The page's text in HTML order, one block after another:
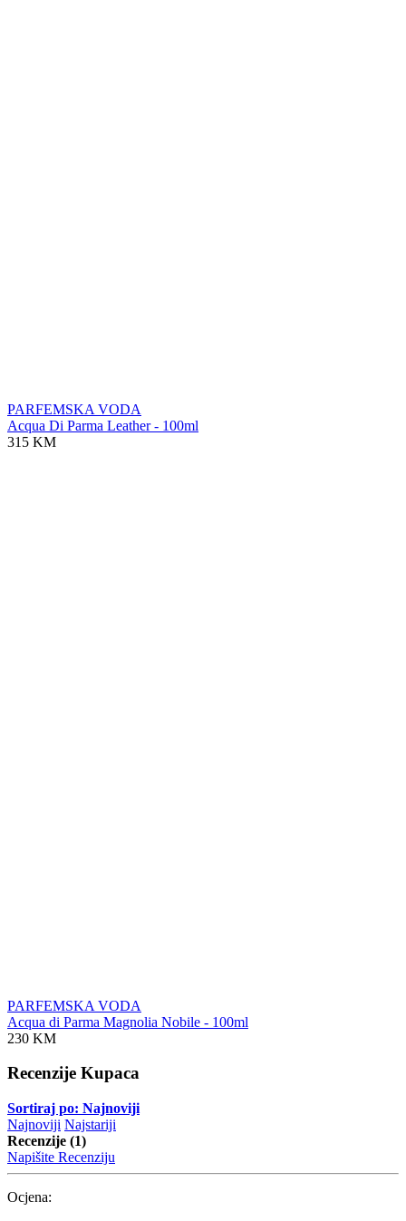
PARFEMSKA VODA
Acqua Di Parma Leather - 100ml
315 KM
PARFEMSKA VODA
Acqua di Parma Magnolia Nobile - 100ml
230 KM
Recenzije Kupaca
Sortiraj po: Najnoviji
Najnoviji Najstariji
Recenzije (1)
Napišite Recenziju
Ocjena: